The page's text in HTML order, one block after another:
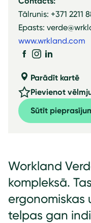
Tālrunis: +371 2211
Epasts:
www.wrkland.com
Parādīt kartē
Pievienot
Sūtīt
Workland
kompleksā.
telpas gan